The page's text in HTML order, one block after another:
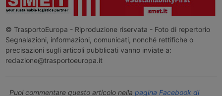
© TrasportoEuropa - Riproduzione riservata - Foto di repertorio
Segnalazioni, informazioni, comunicati, nonché rettifiche o
precisazioni sugli articoli pubblicati vanno inviate a:
redazione@trasportoeuropa.it
Puoi commentare questo articolo nella pagina Facebook di